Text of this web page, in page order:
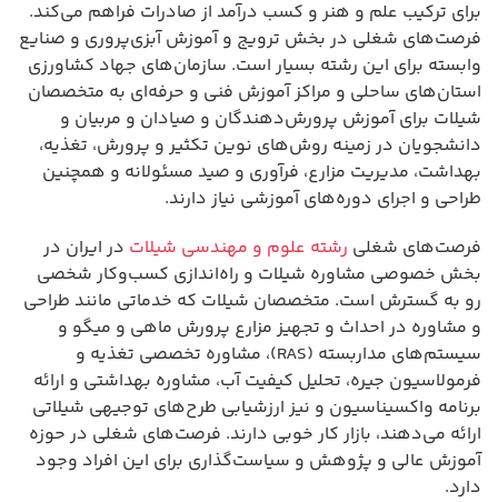
برای ترکیب علم و هنر و کسب درآمد از صادرات فراهم می‌کند.
فرصت‌های شغلی در بخش ترویج و آموزش آبزی‌پروری و صنایع
وابسته برای این رشته بسیار است. سازمان‌های جهاد کشاورزی
استان‌های ساحلی و مراکز آموزش فنی و حرفه‌ای به متخصصان
شیلات برای آموزش پرورش‌دهندگان و صیادان و مربیان و
دانشجویان در زمینه روش‌های نوین تکثیر و پرورش، تغذیه،
بهداشت، مدیریت مزارع، فرآوری و صید مسئولانه و همچنین
طراحی و اجرای دوره‌های آموزشی نیاز دارند.
فرصت‌های شغلی رشته علوم و مهندسی شیلات در ایران در
بخش خصوصی مشاوره شیلات و راه‌اندازی کسب‌وکار شخصی
رو به گسترش است. متخصصان شیلات که خدماتی مانند طراحی
و مشاوره در احداث و تجهیز مزارع پرورش ماهی و میگو و
سیستم‌های مداربسته (RAS)، مشاوره تخصصی تغذیه و
فرمولاسیون جیره، تحلیل کیفیت آب، مشاوره بهداشتی و ارائه
برنامه واکسیناسیون و نیز ارزشیابی طرح‌های توجیهی شیلاتی
ارائه می‌دهند، بازار کار خوبی دارند. فرصت‌های شغلی در حوزه
آموزش عالی و پژوهش و سیاست‌گذاری برای این افراد وجود
دارد.